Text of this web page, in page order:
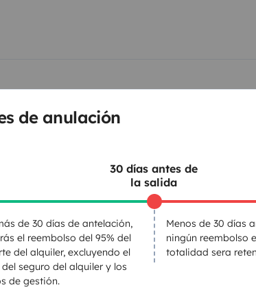
de anulación
de 30 días de antelación,
el reembolso del 95% del
del alquiler, excluyendo el
seguro del alquiler y los
de gestión.
30 días antes de
la salida
Menos de 30 días
ningún reembolso
totalidad sera
o richiesta particolare
Dirección asistida
Radar de marcha atrás
GPS